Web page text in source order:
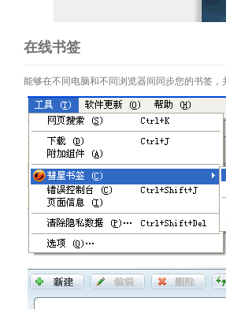
在线书签
能够在不同电脑和不同浏览器间同步您的书签